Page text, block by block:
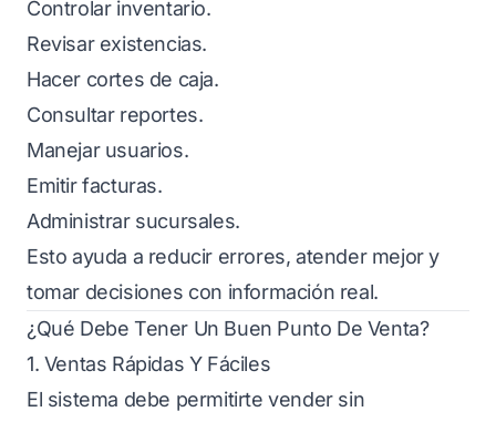
Controlar inventario.
Revisar existencias.
Hacer cortes de caja.
Consultar reportes.
Manejar usuarios.
Emitir facturas.
Administrar sucursales.
Esto ayuda a reducir errores, atender mejor y
tomar decisiones con información real.
¿Qué Debe Tener Un Buen Punto De Venta?
1. Ventas Rápidas Y Fáciles
El sistema debe permitirte vender sin